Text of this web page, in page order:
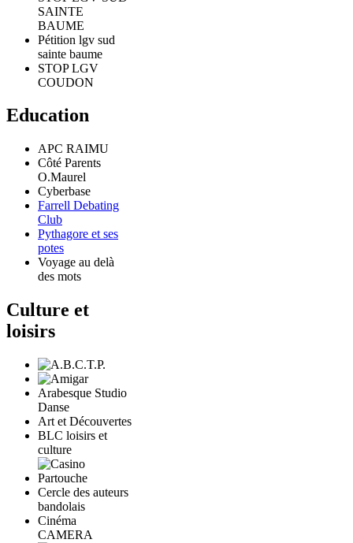
SAINTE
BAUME
Pétition lgv sud
sainte baume
STOP LGV
COUDON
Education
APC RAIMU
Côté Parents
O.Maurel
Cyberbase
Farrell Debating
Club
Pythagore et ses
potes
Voyage au delà
des mots
Culture et
loisirs
Arabesque Studio
Danse
Art et Découvertes
BLC loisirs et
culture
Cercle des auteurs
bandolais
Cinéma
CAMERA